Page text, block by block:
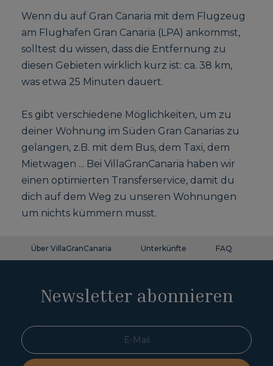
Wenn du auf Gran Canaria mit dem Flugzeug
am Flughafen Gran Canaria (LPA) ankommst,
solltest du wissen, dass die Entfernung zu
diesen Gebieten wirklich kurz ist: ca. 38 km,
was etwa 25 Minuten dauert.
Es gibt verschiedene Möglichkeiten, um zu
deiner Wohnung im Süden Gran Canarias zu
gelangen, z.B. mit dem Bus, dem Taxi, dem
Mietwagen ... Bei VillaGranCanaria haben wir
einen optimierten Transferservice, damit du
dich auf dem Weg zu unseren Wohnungen
um nichts kümmern musst.
Über VillaGranCanaria Unterkünfte FAQ
Newsletter abonnieren